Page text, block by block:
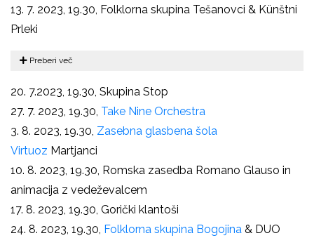
13. 7. 2023, 19.30, Folklorna skupina Tešanovci & Künštni
Prleki
Preberi več
20. 7.2023, 19.30, Skupina Stop
27. 7. 2023, 19.30, Take Nine Orchestra
3. 8. 2023, 19.30, Zasebna glasbena šola
Virtuoz Martjanci
10. 8. 2023, 19.30, Romska zasedba Romano Glauso in
animacija z vedeževalcem
17. 8. 2023, 19.30, Gorički klantoši
24. 8. 2023, 19.30, Folklorna skupina Bogojina & DUO